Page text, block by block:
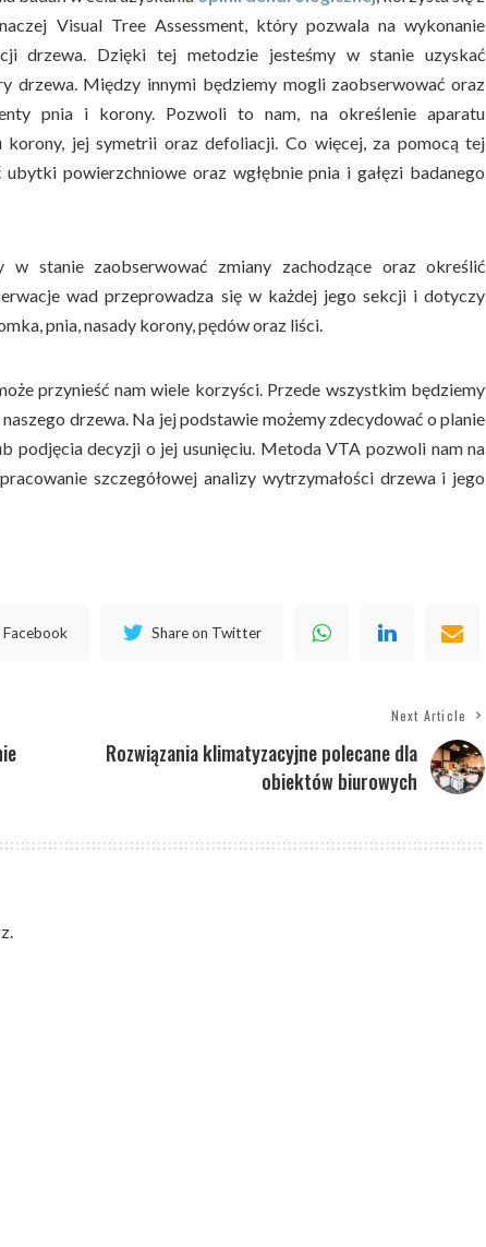
Visual Tree Assessment, który pozwala na wykonanie
drzewa. Dzięki tej metodzie jesteśmy w stanie uzyskać
drzewa. Między innymi będziemy mogli zaobserwować oraz
pnia i korony. Pozwoli to nam, na określenie aparatu
korony, jej symetrii oraz defoliacji. Co więcej, za pomocą tej
ubytki powierzchniowe oraz wgłębnie pnia i gałęzi badanego
w stanie zaobserwować zmiany zachodzące oraz określić
wad przeprowadza się w każdej jego sekcji i dotyczy
pnia, nasady korony, pędów oraz liści.
przynieść nam wiele korzyści. Przede wszystkim będziemy
drzewa. Na jej podstawie możemy zdecydować o planie
podjęcia decyzji o jej usunięciu. Metoda VTA pozwoli nam na
szczegółowej analizy wytrzymałości drzewa i jego
Facebook Share on Twitter
Next Article
Rozwiązania klimatyzacyjne polecane dla
obiektów biurowych